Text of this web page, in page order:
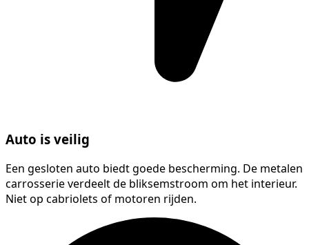
Auto is veilig
Een gesloten auto biedt goede bescherming. De metalen
carrosserie verdeelt de bliksemstroom om het interieur.
Niet op cabriolets of motoren rijden.